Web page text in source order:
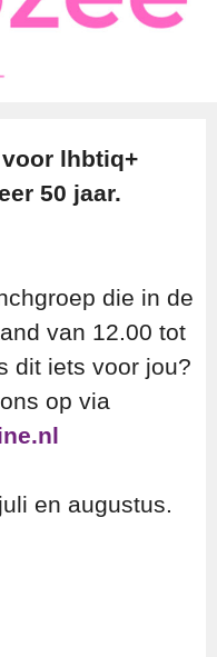
lhbtiq+
50 jaar.
die in de
van 12.00 tot
dit iets voor jou?
op via
en augustus.